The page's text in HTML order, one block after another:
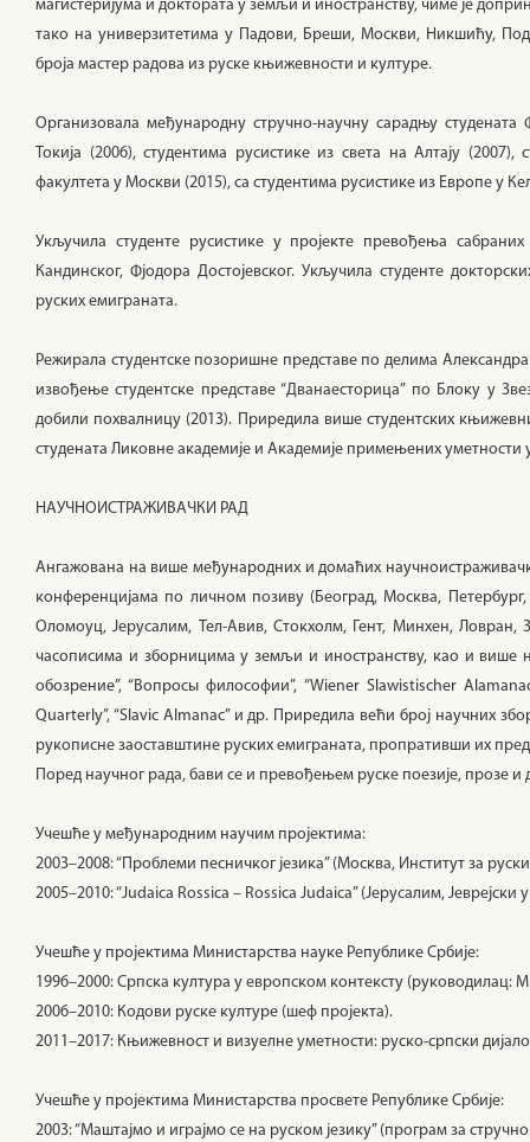
магистеријума и доктората у земљи и иностранству, чиме је
тако на универзитетима у Падови, Бреши, Москви, Никшићу,
броја мастер радова из руске књижевности и културе.
Организовала међународну стручно-научну сарадњу студената
Токија (2006), студентима русистике из света на Алтају
факултета у Москви (2015), са студентима русистике из Европе у
Укључила студенте русистике у пројекте превођења
Кандинског, Фјодора Достојевског. Укључила студенте
руских емиграната.
Режирала студентске позоришне представе по делима
извођење студентске представе “Дванаесторица” по Блоку у
добили похвалницу (2013). Приредила више студентских
студената Ликовне академије и Академије примењених уметности
НАУЧНОИСТРАЖИВАЧКИ РАД
Ангажована на више међународних и домаћих
конференцијама по личном позиву (Београд, Москва,
Оломоуц, Јерусалим, Тел-Авив, Стокхолм, Гент, Минхен,
часописима и зборницима у земљи и иностранству, као и више
обозрение”, “Вопросы философии”, “Wiener Slawistischer
Quarterly”, “Slavic Almanac” и др. Приредила већи број научних
рукописне заоставштине руских емиграната, пропративши их
Поред научног рада, бави се и превођењем руске поезије, прозе и
Учешће у међународним научим пројектима:
2003–2008: “Проблеми песничког језика” (Москва, Институт за
2005–2010: “Judaica Rossica – Rossica Judaica” (Јерусалим,
Учешће у пројектима Министарства науке Републике Србије:
1996–2000: Српска култура у европском контексту (руководилац:
2006–2010: Кодови руске културе (шеф пројекта).
2011–2017: Књижевност и визуелне уметности: руско-српски
Учешће у пројектима Министарства просвете Републике Србије:
2003: “Маштајмо и играјмо се на руском језику” (програм за